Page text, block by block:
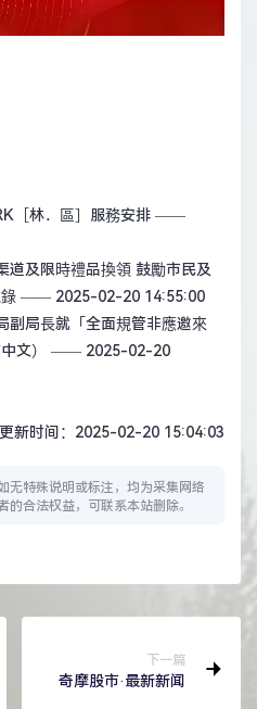
［林．區］服務安排 ——
道及限時禮品換領 鼓勵市民及
—— 2025-02-20 14:55:00
副局長就「全面規管非應邀來
文）
—— 2025-02-20
更新时间：2025-02-20 15:04:03
无特殊说明或标注，均为采集网络
合法权益，可联系本站删除。
下一篇
奇摩股市·最新新闻